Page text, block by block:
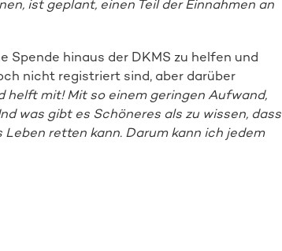
ist geplant, einen Teil der Einnahmen an
Spende hinaus der DKMS zu helfen und
nicht registriert sind, aber darüber
helft mit! Mit so einem geringen Aufwand,
was gibt es Schöneres als zu wissen, dass
retten kann. Darum kann ich jedem